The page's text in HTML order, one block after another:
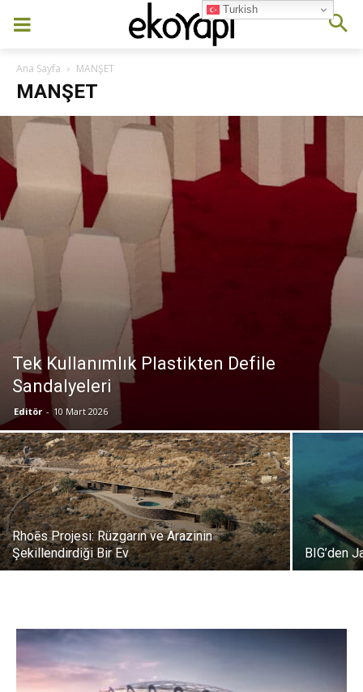
Ana Sayfa MANŞET
MANŞET
Tek Kullanımlık Plastikten Defile
Sandalyeleri
Editör - 10 Mart 2026
Rhoēs Projesi: Rüzgarın ve Arazinin
Şekillendirdiği Bir Ev
BIG’den
Turkish